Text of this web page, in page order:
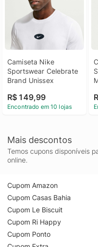
Camiseta Nike
Sportswear Celebrate
Brand Unissex
R$ 149,99
Encontrado em 10 lojas
Mais descontos
Temos cupons disponíveis
online.
Cupom Amazon
Cupom Casas Bahia
Cupom Le Biscuit
Cupom Ri Happy
Cupom Ponto